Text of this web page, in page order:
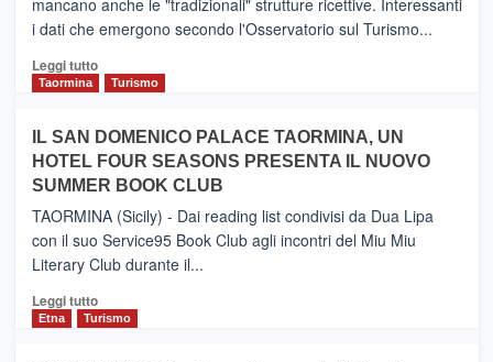
collegamento
tra
e
Zanzibar
da
Neos
mancano anche le "tradizionali" strutture ricettive. Interessanti
i dati che emergono secondo l'Osservatorio sul Turismo...
Leggi tuttoLeggi
PIEDIMONTE
ETNEO
–
Meta
turistica
privilegiata
secondo
dati
di
Taormina Turismo
IL SAN DOMENICO PALACE TAORMINA, UN
HOTEL FOUR SEASONS PRESENTA IL NUOVO
SUMMER BOOK CLUB
TAORMINA (Sicily) - Dai reading list condivisi da Dua Lipa
con il suo Service95 Book Club agli incontri del Miu Miu
Literary Club durante il...
Leggi tuttoLeggi
di
Etna Turismo